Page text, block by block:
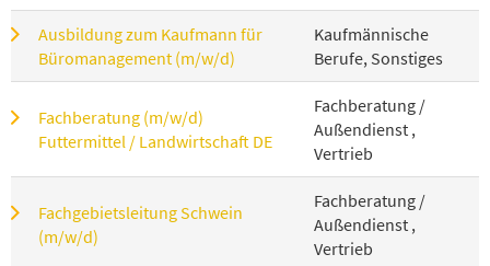
Ausbildung zum Kaufmann für
Büromanagement (m/w/d)
Kaufmännische
Berufe, Sonstiges
Fachberatung (m/w/d)
Futtermittel / Landwirtschaft DE
Fachberatung /
Außendienst ,
Vertrieb
Fachgebietsleitung Schwein
(m/w/d)
Fachberatung /
Außendienst ,
Vertrieb